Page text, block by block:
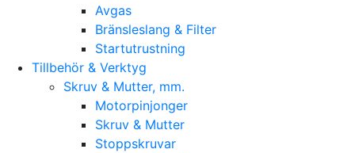
Avgas
Bränsleslang & Filter
Startutrustning
Tillbehör & Verktyg
Skruv & Mutter, mm.
Motorpinjonger
Skruv & Mutter
Stoppskruvar